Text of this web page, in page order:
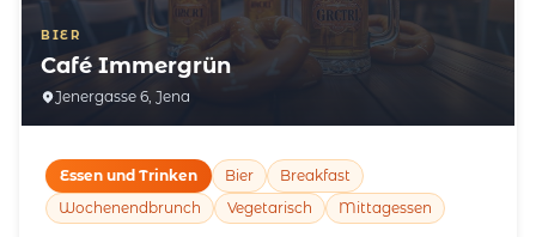
BIER
Café Immergrün
Jenergasse 6, Jena
Essen und Trinken Bier
Breakfast
Wochenendbrunch
Vegetarisch Mittagessen